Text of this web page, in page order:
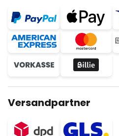
Versandpartner